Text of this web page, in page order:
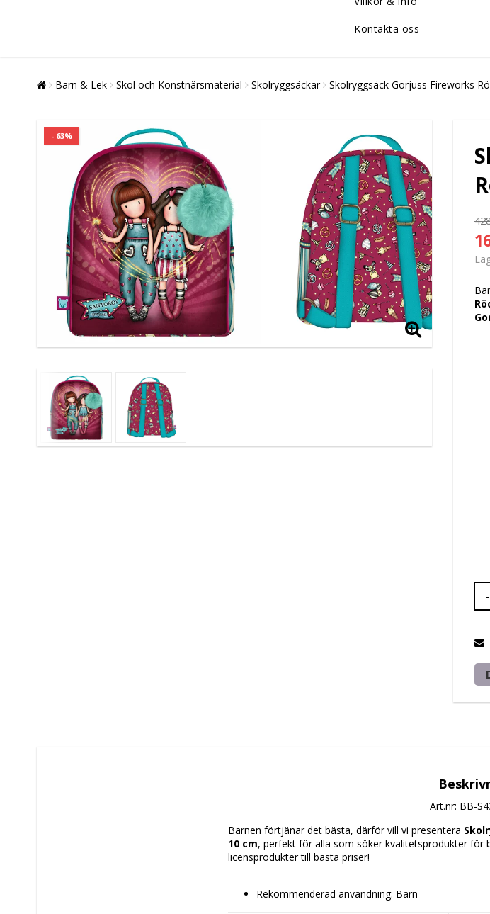
Kontakta oss
Barn & Lek Skol och Konstnärsmaterial Skolryggsäckar Skolryggsäck Gorjuss Fireworks
- 63%
-
Art.nr: BB-
Barnen förtjänar det bästa, därför vill vi presentera
10 cm, perfekt för alla som söker kvalitetsprodukter för
licensprodukter till bästa priser!
Rekommenderad användning: Barn